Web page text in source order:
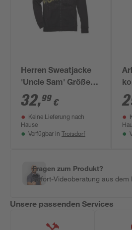
Herren Sweatjacke
'Uncle Sam' Größe M
anthrazit/schwarz
32,99 €
Keine Lieferung nach
Hause
Verfügbar in Troisdorf
Fragen zum Produkt?
Sofort-Videoberatung aus dem
Unsere passenden Services